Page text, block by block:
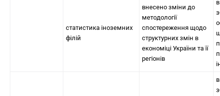
статистика іноземних
філій
внесено зміни до
методології
спостереження щодо
структурних змін в
економіці України та її
регіонів